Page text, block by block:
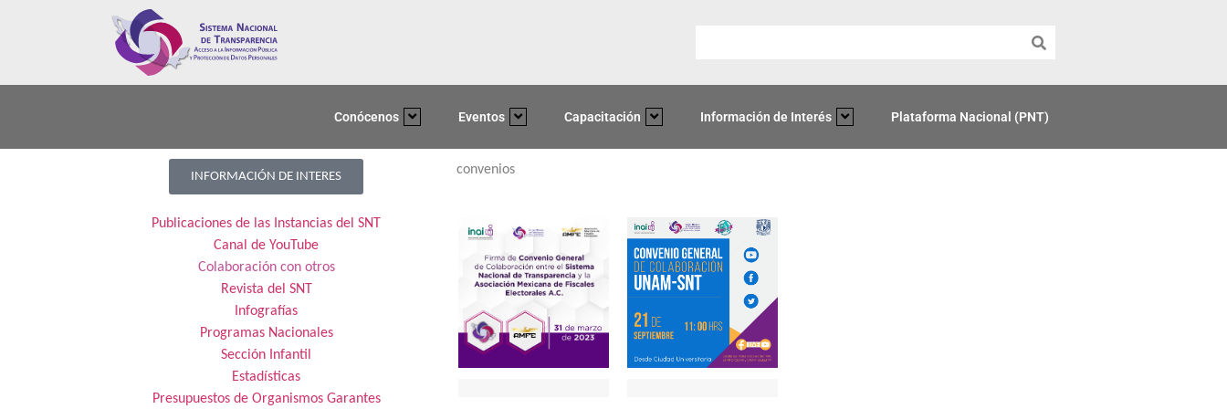
Conócenos Eventos Capacitación Información de Interés Plataforma Nacional (PNT)
INFORMACIÓN DE INTERES
Publicaciones de las Instancias del SNT
Canal de YouTube
Colaboración con otros
Revista del SNT
Infografías
Programas Nacionales
Sección Infantil
Estadísticas
Presupuestos de Organismos Garantes
convenios